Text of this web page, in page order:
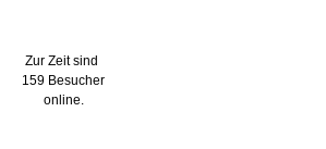
Zur Zeit sind
159 Besucher
online.